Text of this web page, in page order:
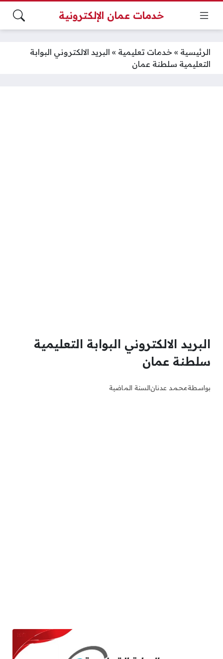
خدمات عمان الإلكترونية
الرئيسية » خدمات تعليمية » البريد الالكتروني البوابة
التعليمية سلطنة عمان
البريد الالكتروني البوابة التعليمية
سلطنة عمان
بواسطةمحمد عدنانالسنة الماضية